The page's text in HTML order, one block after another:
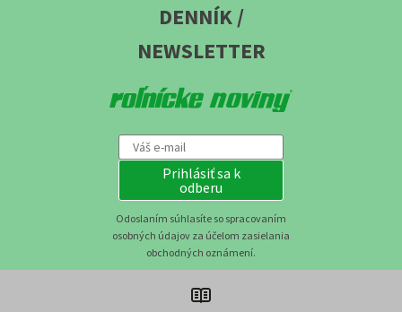
DENNÍK /
NEWSLETTER
Prihlásiť sa k
odberu
Odoslaním súhlasíte so spracovaním
osobných údajov za účelom zasielania
obchodných oznámení.